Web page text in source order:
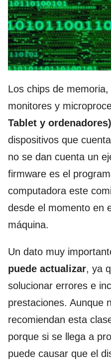
Los chips de
monitores y
Tablet y ordenadores)
dispositivos que
no se dan cuenta un
firmware es el
computadora este
desde el momento en
máquina.
Un dato muy
puede actualizar, ya
solucionar errores e
prestaciones. Aunque
recomiendan esta
porque si se llega a
puede causar que el